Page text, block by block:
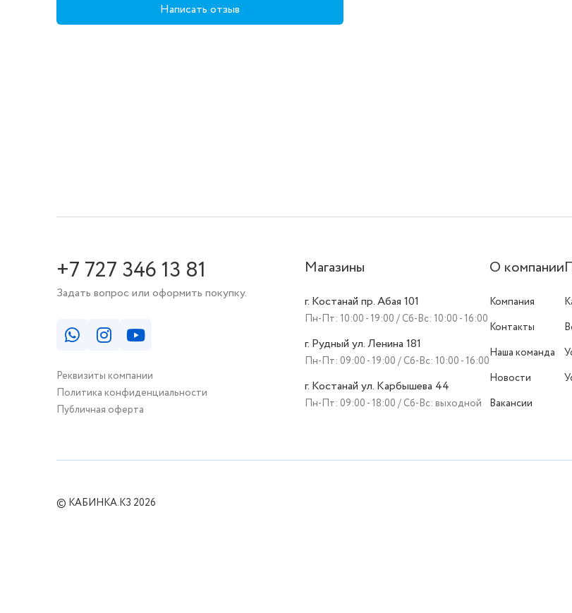
Написать отзыв
+7 727 346 13 81
Задать вопрос или оформить покупку.
Реквизиты компании
Политика конфиденциальности
Публичная оферта
Магазины
г. Костанай пр. Абая 101
Пн-Пт: 10:00 - 19:00 / Сб-Вс: 10:00 - 16:00
г. Рудный ул. Ленина 181
Пн-Пт: 09:00 - 19:00 / Сб-Вс: 10:00 - 16:00
г. Костанай ул. Карбышева 44
Пн-Пт: 09:00 - 18:00 / Сб-Вс: выходной
О компании
Компания
Контакты
Наша команда
Новости
Вакансии
© КАБИНКА.КЗ 2026